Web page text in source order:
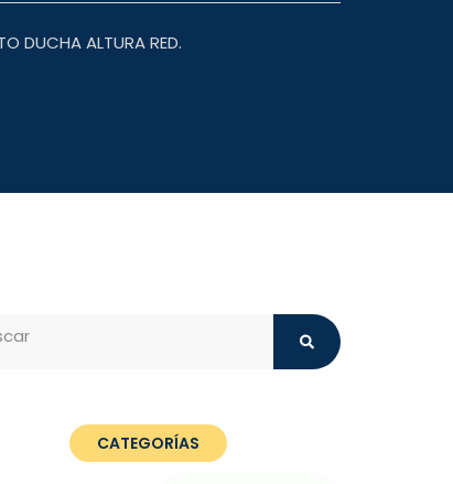
DUCHA ALTURA RED.
CATEGORÍAS